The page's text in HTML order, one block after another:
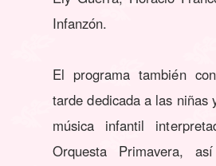
Infanzón.
El programa también
tarde dedicada a las niñas
música infantil
Orquesta Primavera,